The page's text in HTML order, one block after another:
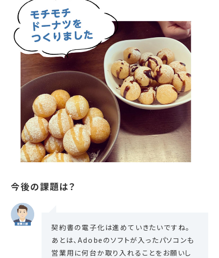
今後の課題は？
契約書の電子化は進めていきたいですね。
あとは、Adobeのソフトが入ったパソコンも
営業用に何台か取り入れることをお願いし